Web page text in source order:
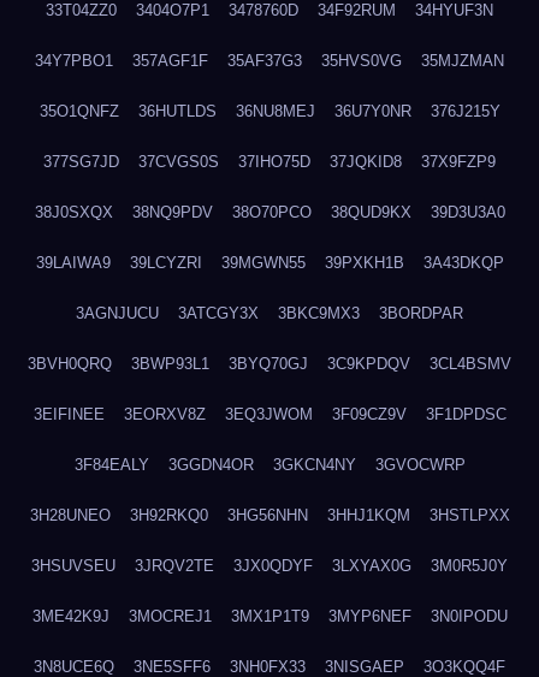
33T04ZZ0 3404O7P1 3478760D 34F92RUM 34HYUF3N
34Y7PBO1 357AGF1F 35AF37G3 35HVS0VG 35MJZMAN
35O1QNFZ 36HUTLDS 36NU8MEJ 36U7Y0NR 376J215Y
377SG7JD 37CVGS0S 37IHO75D 37JQKID8 37X9FZP9
38J0SXQX 38NQ9PDV 38O70PCO 38QUD9KX 39D3U3A0
39LAIWA9 39LCYZRI 39MGWN55 39PXKH1B 3A43DKQP
3AGNJUCU 3ATCGY3X 3BKC9MX3 3BORDPAR
3BVH0QRQ 3BWP93L1 3BYQ70GJ 3C9KPDQV 3CL4BSMV
3EIFINEE 3EORXV8Z 3EQ3JWOM 3F09CZ9V 3F1DPDSC
3F84EALY 3GGDN4OR 3GKCN4NY 3GVOCWRP
3H28UNEO 3H92RKQ0 3HG56NHN 3HHJ1KQM 3HSTLPXX
3HSUVSEU 3JRQV2TE 3JX0QDYF 3LXYAX0G 3M0R5J0Y
3ME42K9J 3MOCREJ1 3MX1P1T9 3MYP6NEF 3N0IPODU
3N8UCE6Q 3NE5SFF6 3NH0FX33 3NISGAEP 3O3KQQ4F